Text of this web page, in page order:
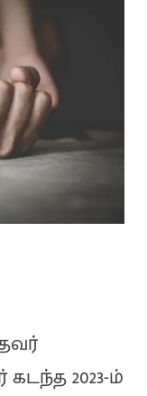
கடந்த 2023-ம்